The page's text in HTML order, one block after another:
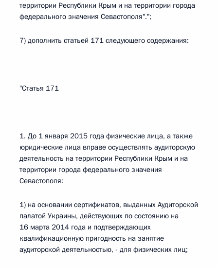
территории Республики Крым и на территории города
федерального значения Севастополя".";
7) дополнить статьей 171 следующего содержания:
"Статья 171
1. До 1 января 2015 года физические лица, а также
юридические лица вправе осуществлять аудиторскую
деятельность на территории Республики Крым и на
территории города федерального значения
Севастополя:
1) на основании сертификатов, выданных Аудиторской
палатой Украины, действующих по состоянию на
16 марта 2014 года и подтверждающих
квалификационную пригодность на занятие
аудиторской деятельностью, - для физических лиц;